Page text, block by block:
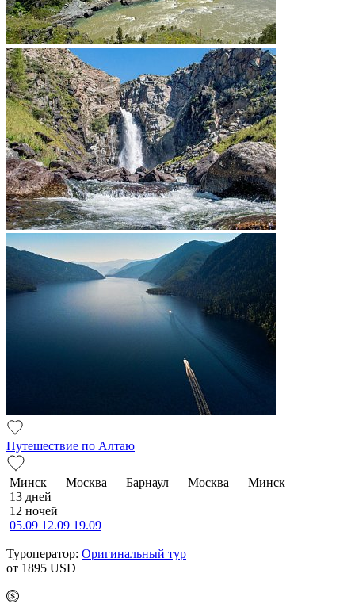
Путешествие по Алтаю
Минск — Москва — Барнаул — Москва — Минск
13 дней
12 ночей
05.09 12.09 19.09
Туроператор: Оригинальный тур
от 1895 USD